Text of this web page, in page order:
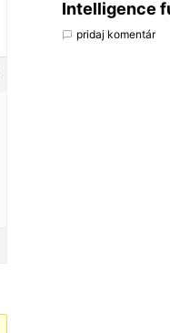
Intelligence
pridaj komentár